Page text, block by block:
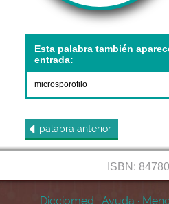
Esta palabra también
entrada:
microsporofilo
palabra anterior
ISBN:
Dicciomed · Ayuda ·